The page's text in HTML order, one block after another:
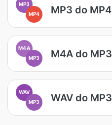
MP3
MP4
MP3 do MP4
M4A
MP3
M4A do MP3
WAV
MP3
WAV do MP3